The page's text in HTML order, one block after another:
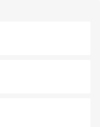
める外せないスポット